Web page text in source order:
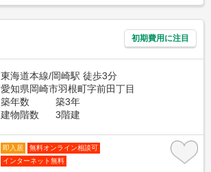
初期費用に注目
東海道本線/岡崎駅 徒歩3分
愛知県岡崎市羽根町字前田丁目
築年数
築3年
建物階数
3階建
即入居
無料オンライン相談可
インターネット無料